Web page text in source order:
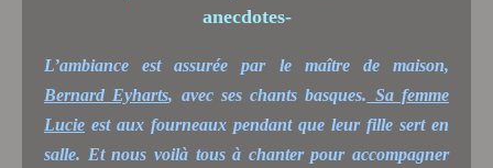
L’ambiance est assurée par le maître de maison,
Bernard Eyharts, avec ses chants basques. Sa femme
Lucie est aux fourneaux pendant que leur fille sert en
salle. Et nous voilà tous à chanter pour accompagner